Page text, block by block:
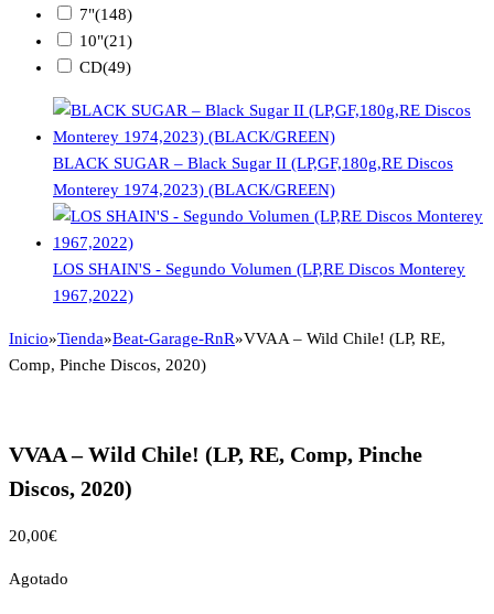
7"(148)
10"(21)
CD(49)
BLACK SUGAR – Black Sugar II (LP,GF,180g,RE Discos
Monterey 1974,2023) (BLACK/GREEN)
LOS SHAIN'S - Segundo Volumen (LP,RE Discos Monterey
1967,2022)
Inicio»Tienda»Beat-Garage-RnR»VVAA – Wild Chile! (LP, RE,
Comp, Pinche Discos, 2020)
VVAA – Wild Chile! (LP, RE, Comp, Pinche
Discos, 2020)
20,00€
Agotado